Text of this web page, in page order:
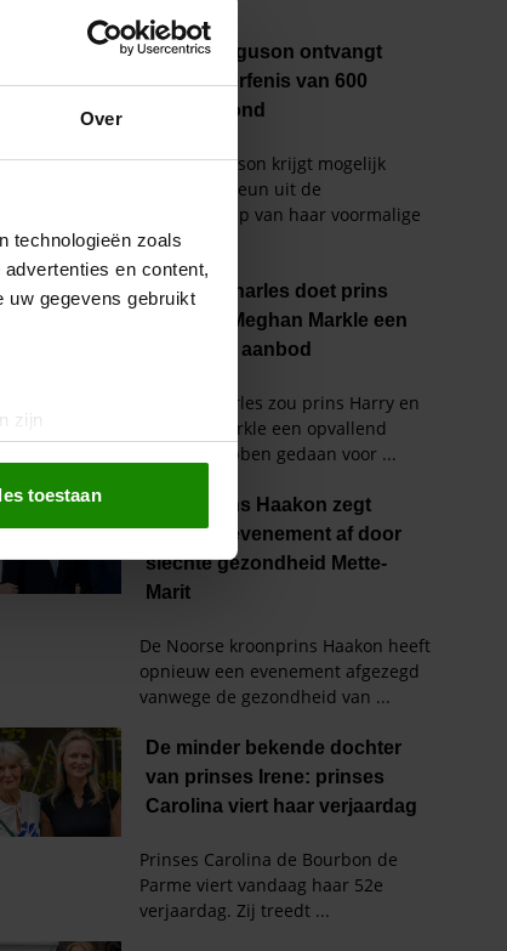
Over
technologieën zoals
en content,
uw gegevens gebruikt
zijn
te bieden en om ons
voor social
onze cookies als u
toestaan